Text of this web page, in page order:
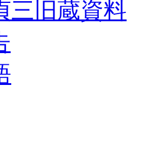
三旧蔵資料